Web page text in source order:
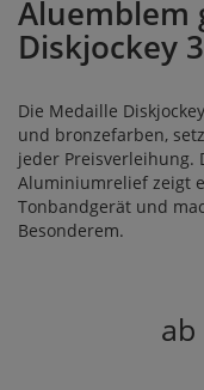
Aluemblem
Diskjockey
Die Medaille
und bronzefarben,
jeder Preisverleihung.
Aluminiumrelief zeigt
Tonbandgerät und
Besonderem.
ab